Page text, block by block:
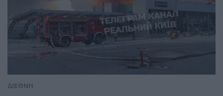
ΔΙΕΘΝΗ